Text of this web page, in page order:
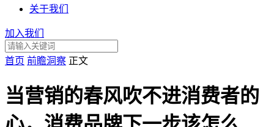
关于我们
加入我们
首页 前瞻洞察 正文
当营销的春风吹不进消费者的